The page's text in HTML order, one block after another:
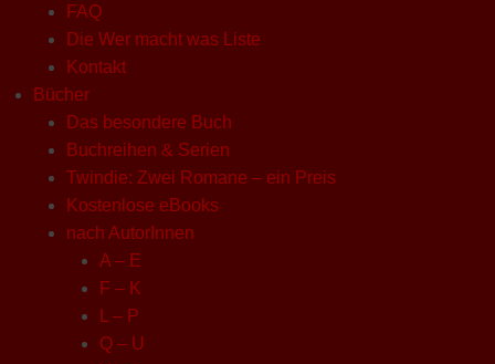
FAQ
Die Wer macht was Liste
Kontakt
Bücher
Das besondere Buch
Buchreihen & Serien
Twindie: Zwei Romane – ein Preis
Kostenlose eBooks
nach AutorInnen
A – E
F – K
L – P
Q – U